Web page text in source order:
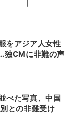
をアジア人女性
独CMに非難の声
べた写真、中国
との非難受け